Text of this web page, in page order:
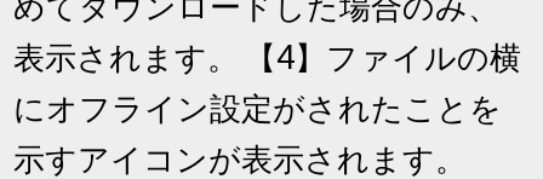
表示されます。 【4】ファイルの横
にオフライン設定がされたことを
示すアイコンが表示されます。